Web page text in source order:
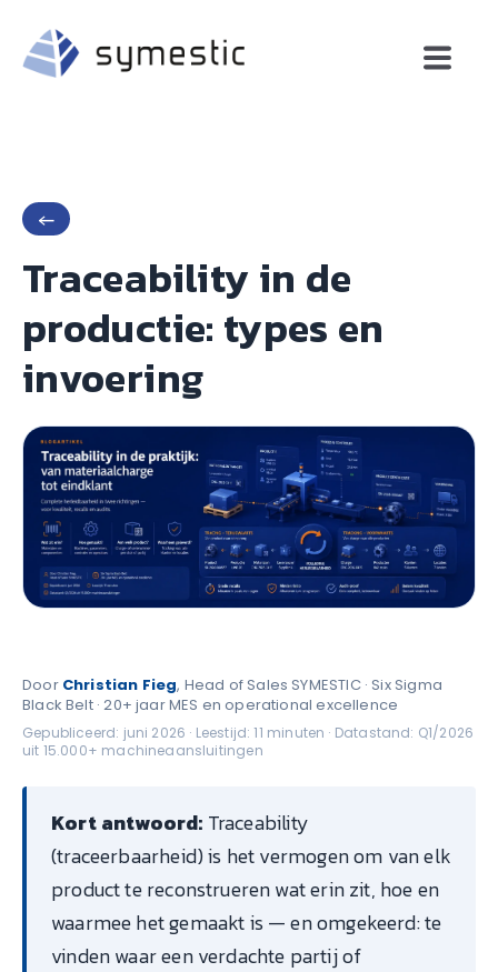
←
Traceability in de
productie: types en
invoering
Door Christian Fieg, Head of Sales SYMESTIC · Six Sigma
Black Belt · 20+ jaar MES en operational excellence
Gepubliceerd: juni 2026 · Leestijd: 11 minuten · Datastand: Q1/2026
uit 15.000+ machineaansluitingen
Kort antwoord: Traceability
(traceerbaarheid) is het vermogen om van elk
product te reconstrueren wat erin zit, hoe en
waarmee het gemaakt is — en omgekeerd: te
vinden waar een verdachte partij of